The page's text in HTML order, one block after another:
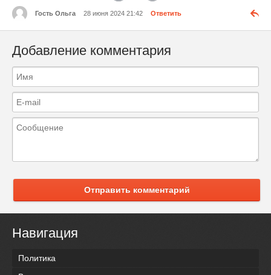
Гость Ольга 28 июня 2024 21:42 Ответить
Добавление комментария
Отправить комментарий
Навигация
Политика